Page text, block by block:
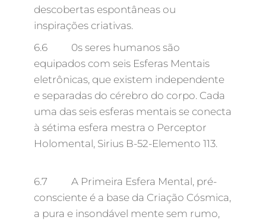
descobertas espontâneas ou
inspirações criativas.
6.6 0s seres humanos são
equipados com seis Esferas Mentais
eletrônicas, que existem independente
e separadas do cérebro do corpo. Cada
uma das seis esferas mentais se conecta
à sétima esfera mestra o Perceptor
Holomental, Sirius B-52-Elemento 113.
6.7 A Primeira Esfera Mental, pré-
consciente é a base da Criação Cósmica,
a pura e insondável mente sem rumo,